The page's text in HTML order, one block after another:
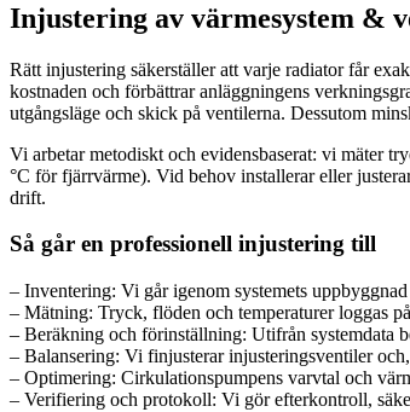
Injustering av värmesystem &
Rätt injustering säkerställer att varje radiator får
kostnaden och förbättrar anläggningens
utgångsläge och skick på ventilerna. Dessutom
Vi arbetar metodiskt och evidensbaserat: vi mäter
°C för fjärrvärme). Vid behov installerar eller
drift.
Så går en professionell injustering till
– Inventering: Vi går igenom systemets
– Mätning: Tryck, flöden och temperaturer loggas
– Beräkning och förinställning: Utifrån systemdata
– Balansering: Vi finjusterar injusteringsventiler
– Optimering: Cirkulationspumpens varvtal och
– Verifiering och protokoll: Vi gör efterkontroll,